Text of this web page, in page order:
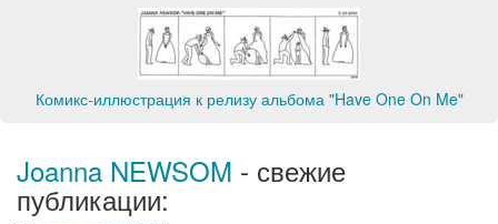
Комикс-иллюстрация к релизу альбома "Have One On Me"
Joanna NEWSOM - свежие
публикации: